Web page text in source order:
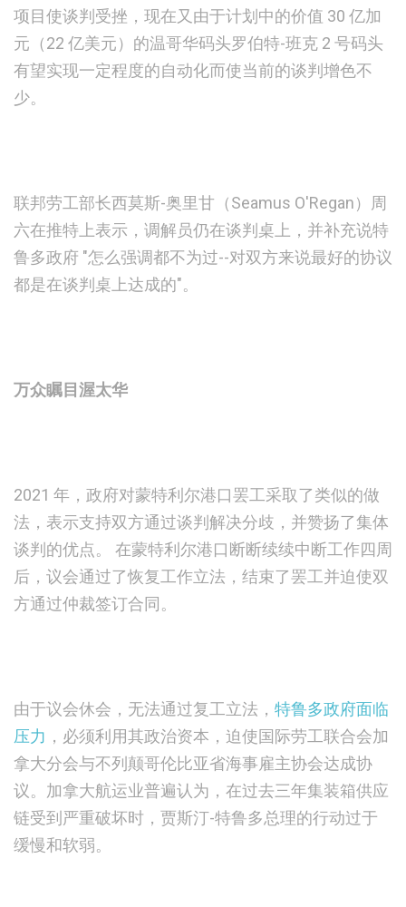
项目使谈判受挫，现在又由于计划中的价值 30 亿加
元（22 亿美元）的温哥华码头罗伯特-班克 2 号码头
有望实现一定程度的自动化而使当前的谈判增色不
少。
联邦劳工部长西莫斯-奥里甘（Seamus O'Regan）周
六在推特上表示，调解员仍在谈判桌上，并补充说特
鲁多政府 "怎么强调都不为过--对双方来说最好的协议
都是在谈判桌上达成的"。
万众瞩目渥太华
2021 年，政府对蒙特利尔港口罢工采取了类似的做
法，表示支持双方通过谈判解决分歧，并赞扬了集体
谈判的优点。 在蒙特利尔港口断断续续中断工作四周
后，议会通过了恢复工作立法，结束了罢工并迫使双
方通过仲裁签订合同。
由于议会休会，无法通过复工立法， 特鲁多政府面临
压力 ，必须利用其政治资本，迫使国际劳工联合会加
拿大分会与不列颠哥伦比亚省海事雇主协会达成协
议。加拿大航运业普遍认为，在过去三年集装箱供应
链受到严重破坏时，贾斯汀-特鲁多总理的行动过于
缓慢和软弱。